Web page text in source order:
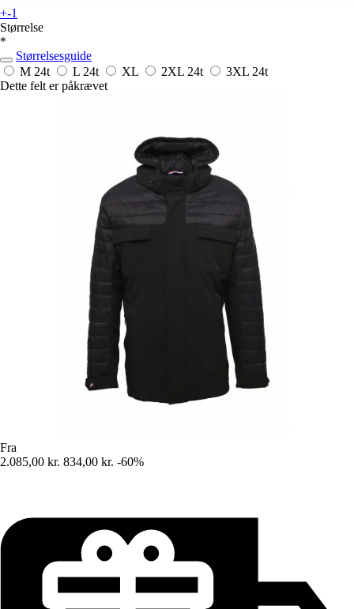
+-1
Størrelse
*
Størrelsesguide
M 24t L 24t XL 2XL 24t 3XL 24t
Dette felt er påkrævet
Fra
2.085,00 kr. 834,00 kr. -60%